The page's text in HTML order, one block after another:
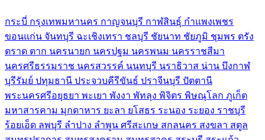
กระบี่ กรุงเทพมหานคร กาญจนบุรี กาฬสินธุ์ กำแพงเพชร
ขอนแก่น จันทบุรี ฉะเชิงเทรา ชลบุรี ชัยนาท ชัยภูมิ ชุมพร ตรัง
ตราด ตาก นครนายก นครปฐม นครพนม นครราชสีมา
นครศรีธรรมราช นครสวรรค์ นนทบุรี นราธิวาส น่าน บึงกาฬ
บุรีรัมย์ ปทุมธานี ประจวบคีรีขันธ์ ปราจีนบุรี ปัตตานี
พระนครศรีอยุธยา พะเยา พังงา พัทลุง พิจิตร พิษณุโลก ภูเก็ต
มหาสารคาม มุกดาหาร ยะลา ยโสธร ระนอง ระยอง ราชบุรี
ร้อยเอ็ด ลพบุรี ลำปาง ลำพูน ศรีสะเกษ สกลนคร สงขลา สตูล